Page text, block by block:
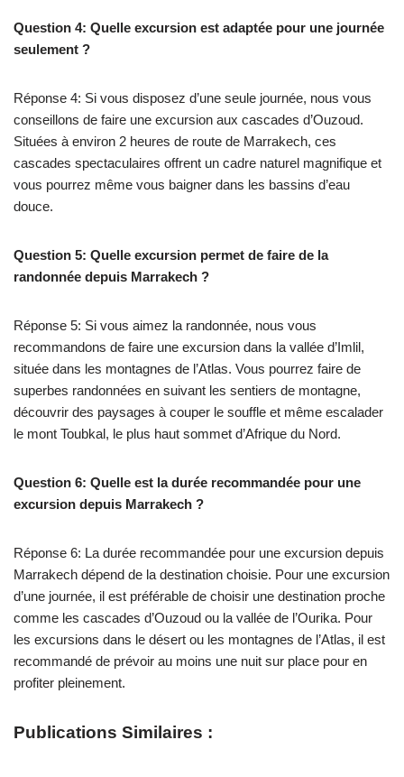
Question 4: Quelle excursion est adaptée pour une journée
seulement ?
Réponse 4: Si vous disposez d’une seule journée, nous vous
conseillons de faire une excursion aux cascades d’Ouzoud.
Situées à environ 2 heures de route de Marrakech, ces
cascades spectaculaires offrent un cadre naturel magnifique et
vous pourrez même vous baigner dans les bassins d’eau
douce.
Question 5: Quelle excursion permet de faire de la
randonnée depuis Marrakech ?
Réponse 5: Si vous aimez la randonnée, nous vous
recommandons de faire une excursion dans la vallée d’Imlil,
située dans les montagnes de l’Atlas. Vous pourrez faire de
superbes randonnées en suivant les sentiers de montagne,
découvrir des paysages à couper le souffle et même escalader
le mont Toubkal, le plus haut sommet d’Afrique du Nord.
Question 6: Quelle est la durée recommandée pour une
excursion depuis Marrakech ?
Réponse 6: La durée recommandée pour une excursion depuis
Marrakech dépend de la destination choisie. Pour une excursion
d’une journée, il est préférable de choisir une destination proche
comme les cascades d’Ouzoud ou la vallée de l’Ourika. Pour
les excursions dans le désert ou les montagnes de l’Atlas, il est
recommandé de prévoir au moins une nuit sur place pour en
profiter pleinement.
Publications Similaires :